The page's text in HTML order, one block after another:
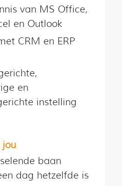
van MS Office,
en Outlook
CRM en ERP
en
instelling
baan
dag hetzelfde is